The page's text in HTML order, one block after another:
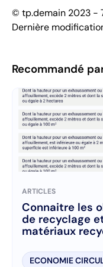
© tp.demain 2023 -
Dernière
Recommandé
ARTICLES
Connaitre les
de recyclage
matériaux
ECONOMIE